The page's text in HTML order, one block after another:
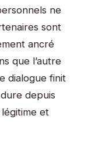
ne
sont
ancré
que l’autre
dialogue finit
depuis
légitime et